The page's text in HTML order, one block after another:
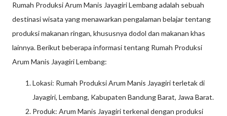
Rumah Produksi Arum Manis Jayagiri Lembang adalah sebuah
destinasi wisata yang menawarkan pengalaman belajar tentang
produksi makanan ringan, khususnya dodol dan makanan khas
lainnya. Berikut beberapa informasi tentang Rumah Produksi
Arum Manis Jayagiri Lembang:
Lokasi: Rumah Produksi Arum Manis Jayagiri terletak di
Jayagiri, Lembang, Kabupaten Bandung Barat, Jawa Barat.
Produk: Arum Manis Jayagiri terkenal dengan produksi